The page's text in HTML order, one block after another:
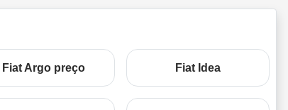
Fiat Argo preço Fiat Idea